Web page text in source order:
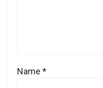
Name *